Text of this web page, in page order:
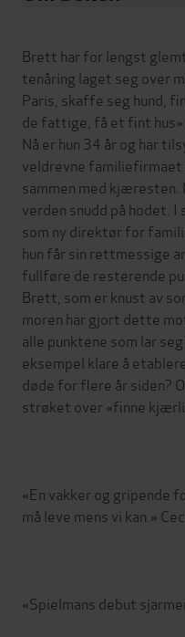
Brett har for lengst
tenåring laget seg over
Paris, skaffe seg hund,
de fattige, få et fint hus»
Nå er hun 34 år og har
veldrevne familiefirmaet
sammen med
verden snudd på hodet.
som ny direktør for
hun får sin rettmessige
fullføre de resterende
Brett, som er knust av
moren har gjort dette
alle punktene som lar
eksempel klare å
døde for flere år siden?
strøket over «finne
«En vakker og gripende
må leve mens vi kan.»
«Spielmans debut